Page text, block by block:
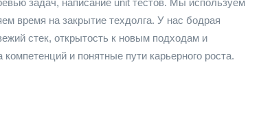
задач, написание unit тестов. Мы используем
время на закрытие техдолга. У нас бодрая
стек, открытость к новым подходам и
и понятные пути карьерного роста.